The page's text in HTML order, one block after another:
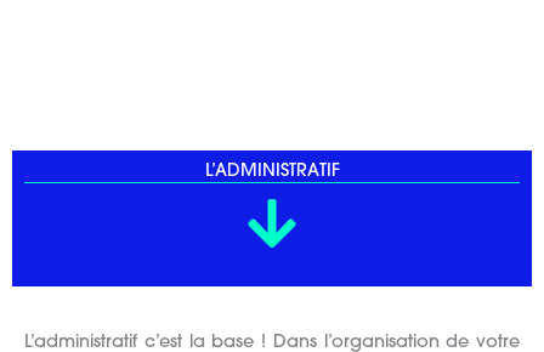
L’ADMINISTRATIF
L’administratif c’est la base ! Dans l’organisation de votre